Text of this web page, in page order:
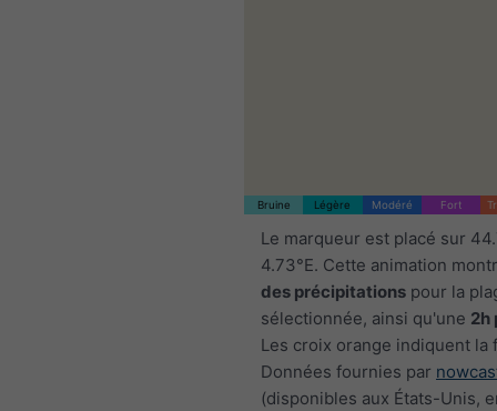
Bruine Légère Modéré Fort
Le marqueur est placé sur
4.73°E. Cette animation
des précipitations pour la
sélectionnée, ainsi qu'une 2h
Les croix orange indiquent la
Données fournies par
(disponibles aux États-Unis,